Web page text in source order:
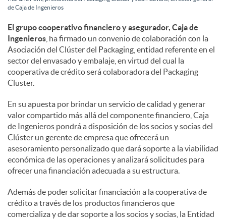
l
e
s
de Caja de Ingenieros
El grupo cooperativo financiero y asegurador, Caja de
Ingenieros , ha firmado un convenio de colaboración con la
Asociación del Clúster del Packaging, entidad referente en el
sector del envasado y embalaje, en virtud del cual la
cooperativa de crédito será colaboradora del Packaging
Cluster.
En su apuesta por brindar un servicio de calidad y generar
valor compartido más allá del componente financiero, Caja
de Ingenieros pondrá a disposición de los socios y socias del
Clúster un gerente de empresa que ofrecerá un
asesoramiento personalizado que dará soporte a la viabilidad
económica de las operaciones y analizará solicitudes para
ofrecer una financiación adecuada a su estructura.
Además de poder solicitar financiación a la cooperativa de
crédito a través de los productos financieros que
comercializa y de dar soporte a los socios y socias, la Entidad